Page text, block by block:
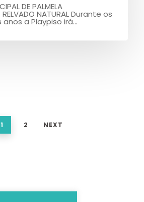
DE PALMELA
RELVADO NATURAL Durante os
a Playpiso irá…
1 2 NEXT